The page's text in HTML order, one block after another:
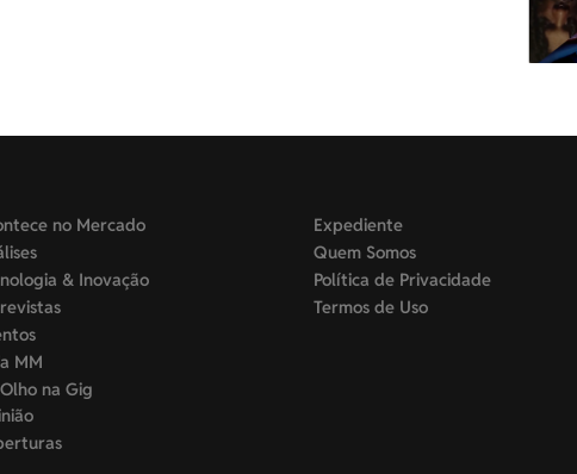
no Mercado
& Inovação
MM
na Gig
Expediente
Quem Somos
Política de Privacidade
Termos de Uso